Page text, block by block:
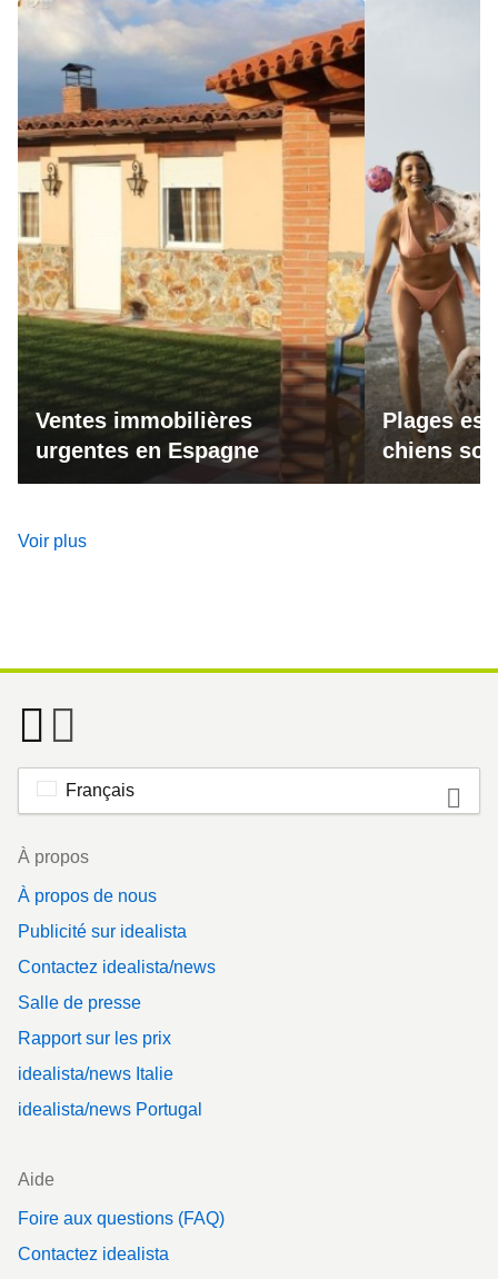
Ventes immobilières
urgentes en Espagne
Plages
chiens
Voir plus
Français
Footer
À propos
À propos de nous
Publicité sur idealista
Contactez idealista/news
Salle de presse
Rapport sur les prix
idealista/news Italie
idealista/news Portugal
Aide
Foire aux questions (FAQ)
Contactez idealista